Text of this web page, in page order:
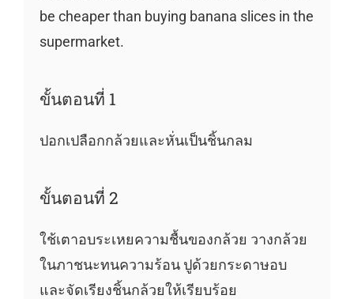
be cheaper than buying banana slices in the
supermarket.
ขั้นตอนที่ 1
ปอกเปลือกกล้วยและหั่นเป็นชิ้นกลม
ขั้นตอนที่ 2
ใช้เตาอบระเหยความชื้นของกล้วย วางกล้วย
ในภาชนะทนความร้อน ปูด้วยกระดาษอบ
และจัดเรียงชิ้นกล้วยให้เรียบร้อย